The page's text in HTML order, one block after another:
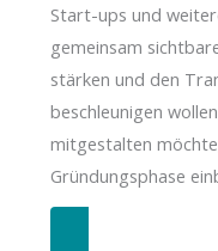
Start-ups und
gemeinsam
stärken und den
beschleunigen
mitgestalten
Gründungsphase